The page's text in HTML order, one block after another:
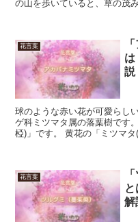
の山を歩いていると、草の茂
花言葉
は
説
球のような赤い花が可愛らし
ゲ科ミツマタ属の落葉樹です
椏)」です。 黄花の「ミツマ
花言葉
解